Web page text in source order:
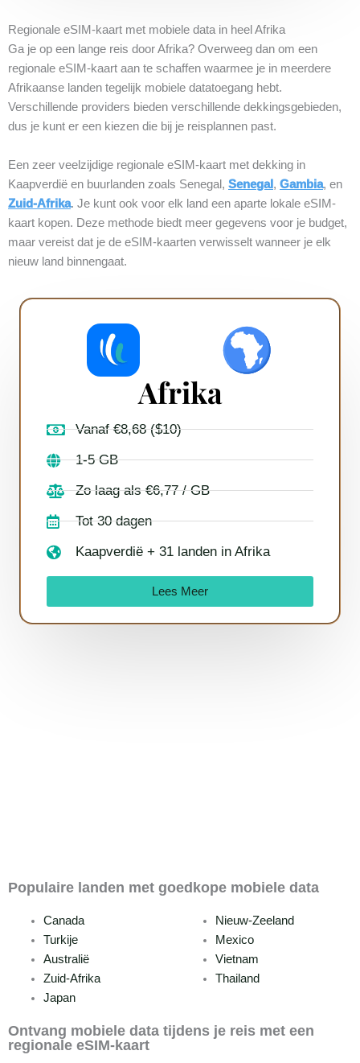
Regionale eSIM-kaart met mobiele data in heel Afrika
Ga je op een lange reis door Afrika? Overweeg dan om een
regionale eSIM-kaart aan te schaffen waarmee je in meerdere
Afrikaanse landen tegelijk mobiele datatoegang hebt.
Verschillende providers bieden verschillende dekkingsgebieden,
dus je kunt er een kiezen die bij je reisplannen past.
Een zeer veelzijdige regionale eSIM-kaart met dekking in
Kaapverdië en buurlanden zoals Senegal, Senegal, Gambia, en
Zuid-Afrika. Je kunt ook voor elk land een aparte lokale eSIM-
kaart kopen. Deze methode biedt meer gegevens voor je budget,
maar vereist dat je de eSIM-kaarten verwisselt wanneer je elk
nieuw land binnengaat.
Afrika
Vanaf €8,68 ($10)
1-5 GB
Zo laag als €6,77 / GB
Tot 30 dagen
Kaapverdië + 31 landen in Afrika
Lees Meer
Populaire landen met goedkope mobiele data
Canada
Turkije
Australië
Zuid-Afrika
Japan
Nieuw-Zeeland
Mexico
Vietnam
Thailand
Ontvang mobiele data tijdens je reis met een
regionale eSIM-kaart